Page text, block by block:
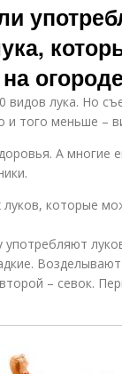
огороде
лука. Но
того меньше –
А многие
которые
– севок.